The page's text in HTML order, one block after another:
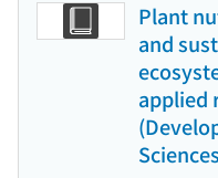
Plant
and
applied